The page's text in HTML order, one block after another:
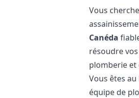
Vous
Canéda
résoudre
plomberie et
Vous êtes
équipe de